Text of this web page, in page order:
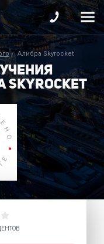
Алибра Skyrocket